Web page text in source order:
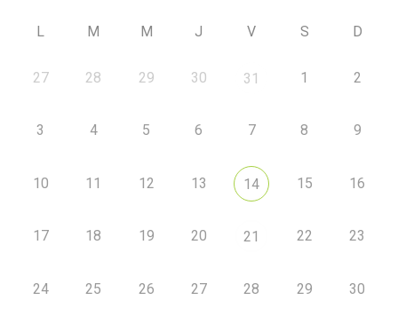
L M M J V S D
27 28 29 30 31 1 2
3 4 5 6 7 8 9
10 11 12 13 14 15 16
17 18 19 20 21 22 23
24 25 26 27 28 29 30